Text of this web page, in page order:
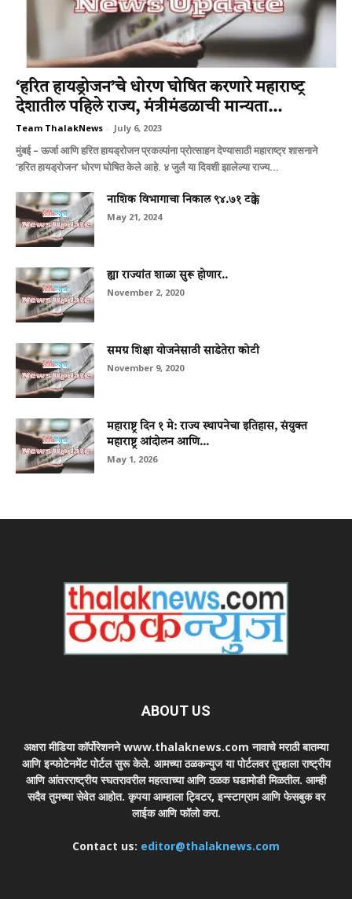
‘हरित हायड्रोजन’चेे धोरण घोषित करणारे महाराष्‍ट्र
देशातील पहिले राज्‍य, मंत्रीमंडळाची मान्‍यता...
Team ThalakNews - July 6, 2023
मुंबई – ऊर्जा आणि हरित हायड्रोजन प्रकल्‍पांना प्रोत्‍साहन देण्‍यासाठी महाराष्‍ट्र शासनाने
‘हरित हायड्रोजन’ धोरण घोषित केले आहे. ४ जुलै या दिवशी झालेल्‍या राज्‍य...
नाशिक विभागाचा निकाल ९४.७१ टक्के
May 21, 2024
ह्या राज्यांत शाळा सुरू होणार..
November 2, 2020
समग्र शिक्षा योजनेसाठी साडेतेरा कोटी
November 9, 2020
महाराष्ट्र दिन १ मे: राज्य स्थापनेचा इतिहास, संयुक्त
महाराष्ट्र आंदोलन आणि...
May 1, 2026
ABOUT US
अक्षरा मीडिया कॉर्पोरेशनने www.thalaknews.com नावाचे मराठी बातम्या
आणि इन्फोटेनमेंट पोर्टल सुरू केले. आमच्या ठळकन्युज या पोर्टलवर तुम्हाला राष्ट्रीय
आणि आंतरराष्ट्रीय स्घतरावरील महत्वाच्या आणि ठळक घडामोडी मिळतील. आम्ही
सदैव तुमच्या सेवेत आहोत. कृपया आम्हाला ट्विटर, इन्स्टाग्राम आणि फेसबुक वर
लाईक आणि फॉलो करा.
Contact us: editor@thalaknews.com